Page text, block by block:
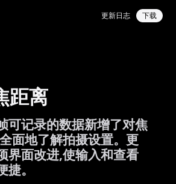
更新日志 下载
距离
可记录的数据新增了对焦
面地了解拍摄设置。更
界面改进,使输入和查看
。